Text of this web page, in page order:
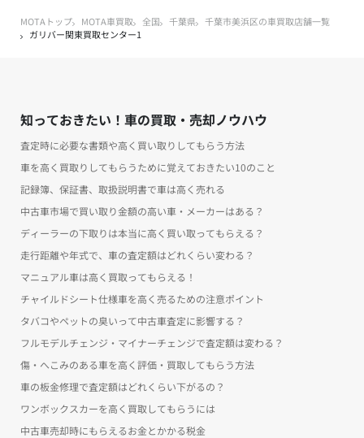
MOTAトップ MOTA車買取 全国 千葉県
千葉市美浜区の車買取店舗一覧
ガリバー関東買取センター1
知っておきたい！車の買取・売却ノウハウ
査定時に必要な書類や高く買い取りしてもらう方法
車を高く買取りしてもらうために覚えておきたい10のこと
記録簿、保証書、取扱説明書で車は高く売れる
中古車市場で買い取り金額の高い車・メーカーはある？
ディーラーの下取りは本当に高く買い取ってもらえる？
走行距離や年式で、車の査定額はどれくらい変わる？
マニュアル車は高く買取ってもらえる！
チャイルドシート仕様車を高く売るための注意ポイント
タバコやペットの臭いって中古車査定に影響する？
フルモデルチェンジ・マイナーチェンジで査定額は変わる？
傷・へこみのある車を高く評価・買取してもらう方法
車の板金修理で査定額はどれくらい下がるの？
ワンボックスカーを高く買取してもらうには
中古車売却時にもらえるお金とかかる税金